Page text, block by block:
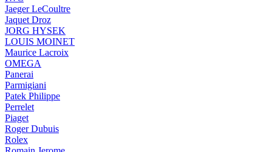
Jaeger LeCoultre
Jaquet Droz
JORG HYSEK
LOUIS MOINET
Maurice Lacroix
OMEGA
Panerai
Parmigiani
Patek Philippe
Perrelet
Piaget
Roger Dubuis
Rolex